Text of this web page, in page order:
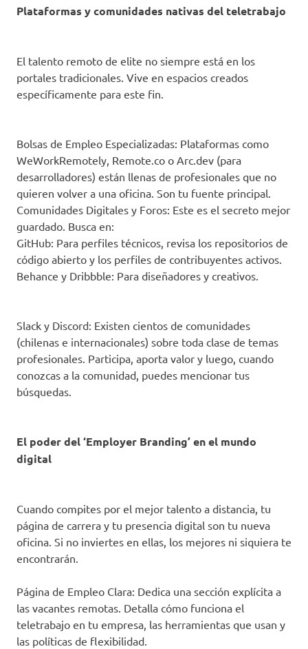
Plataformas y comunidades nativas del teletrabajo
El talento remoto de elite no siempre está en los
portales tradicionales. Vive en espacios creados
específicamente para este fin.
Bolsas de Empleo Especializadas: Plataformas como
WeWorkRemotely, Remote.co o Arc.dev (para
desarrolladores) están llenas de profesionales que no
quieren volver a una oficina. Son tu fuente principal.
Comunidades Digitales y Foros: Este es el secreto mejor
guardado. Busca en:
GitHub: Para perfiles técnicos, revisa los repositorios de
código abierto y los perfiles de contribuyentes activos.
Behance y Dribbble: Para diseñadores y creativos.
Slack y Discord: Existen cientos de comunidades
(chilenas e internacionales) sobre toda clase de temas
profesionales. Participa, aporta valor y luego, cuando
conozcas a la comunidad, puedes mencionar tus
búsquedas.
El poder del ‘Employer Branding’ en el mundo
digital
Cuando compites por el mejor talento a distancia, tu
página de carrera y tu presencia digital son tu nueva
oficina. Si no inviertes en ellas, los mejores ni siquiera te
encontrarán.
Página de Empleo Clara: Dedica una sección explícita a
las vacantes remotas. Detalla cómo funciona el
teletrabajo en tu empresa, las herramientas que usan y
las políticas de flexibilidad.